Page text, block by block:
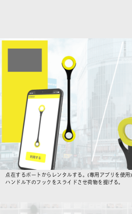
点在するポートからレンタルする。(専用アプリを使用)
ハンドル下のフックをスライドさせ荷物を提げる。